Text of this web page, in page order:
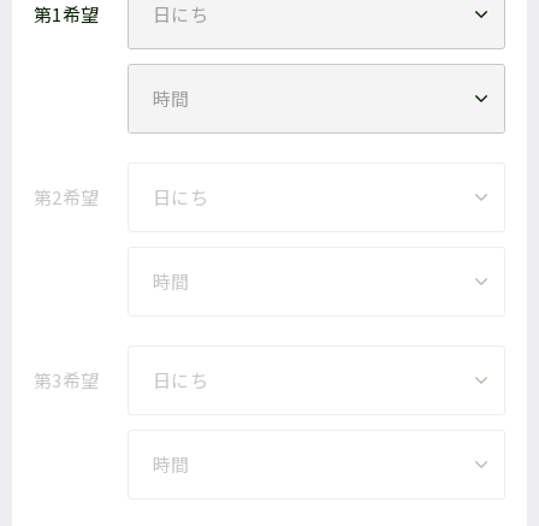
第1希望
第2希望
第3希望